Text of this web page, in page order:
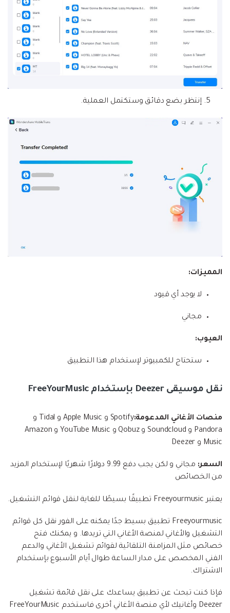
إنتظر بضع دقائق وستكتمل العملية.
المميزات:
لا يوجد أي قيود
مجاني
العيوب:
ستحتاج للكمبيوتر لإستخدام هذا التطبيق
نقل موسيقى Deezer بإستخدام FreeYourMusic
منصات الأغاني المدعومة:
Spotify و Apple Music و Tidal و
Pandora و Soundcloud و Qobuz و YouTube Music و Amazon
Music و Deezer
السعر:
مجاني و لكن يجب دفع 9.99 دولارًا شهريًا لإستخدام المزيد
من الخصائص
يعتبر Freeyourmusic تطبيقًا بسيطًا للغاية لنقل قوائم التشغيل.
Freeyourmusic تطبيق بسيط جدًا يمكنه على الفور نقل كل قوائم
التشغيل والأغاني لمنصة الأغاني التي تريدها. و يمكنك فتح
خصائص مثل المزامنة التلقائية لقوائم تشغيل الأغاني والدعم
الفني المخصص على مدار الساعة طوال أيام الأسبوع بإستخدام
الاشتراك.
فإذا كنت تبحث عن تطبيق يساعدك على نقل قائمة تشغيل
Deezer وأغانيك لأي منصة الأغاني أخرى فاستخدم FreeYourMusic